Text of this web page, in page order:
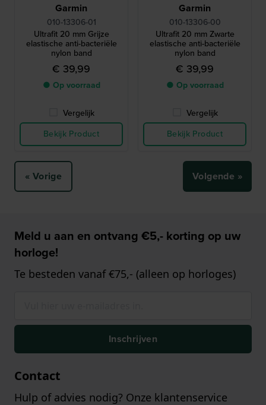
Garmin
010-13306-01
Ultrafit 20 mm Grijze
elastische anti-bacteriële
nylon band
€ 39,99
● Op voorraad
Vergelijk
Bekijk Product
Garmin
010-13306-00
Ultrafit 20 mm Zwarte
elastische anti-bacteriële
nylon band
€ 39,99
● Op voorraad
Vergelijk
Bekijk Product
« Vorige Volgende »
Meld u aan en ontvang €5,- korting op uw
horloge!
Te besteden vanaf €75,- (alleen op horloges)
Inschrijven
Contact
Hulp of advies nodig? Onze klantenservice